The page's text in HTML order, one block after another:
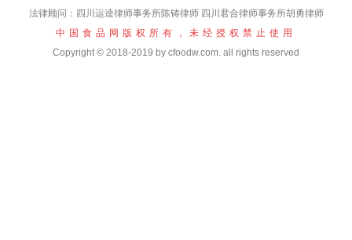
法律顾问：四川运逵律师事务所陈铸律师 四川君合律师事务所胡勇律师
中国食品网版权所有，未经授权禁止使用
Copyright © 2018-2019 by cfoodw.com. all rights reserved